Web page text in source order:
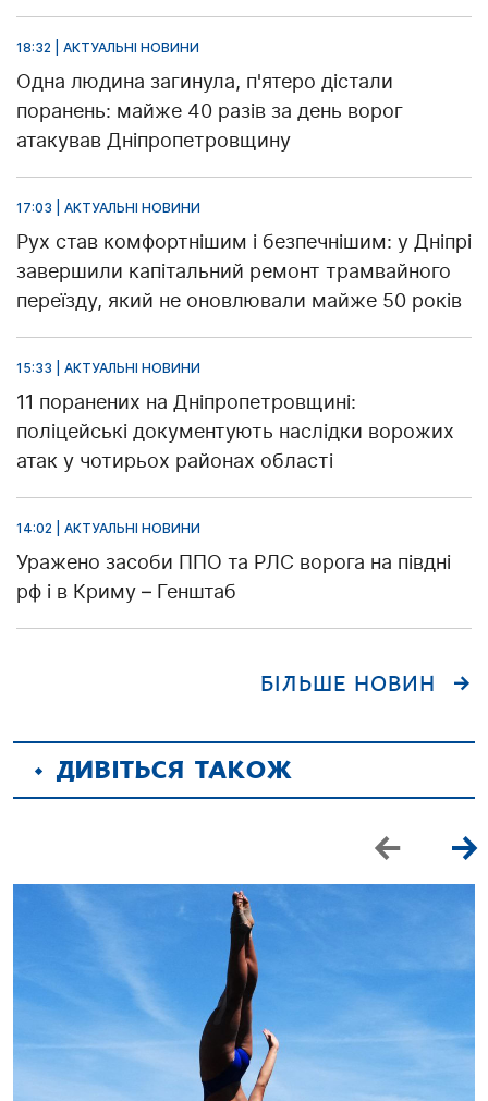
18:32 | АКТУАЛЬНІ НОВИНИ
Одна людина загинула, п'ятеро дістали
поранень: майже 40 разів за день ворог
атакував Дніпропетровщину
17:03 | АКТУАЛЬНІ НОВИНИ
Рух став комфортнішим і безпечнішим: у Дніпрі
завершили капітальний ремонт трамвайного
переїзду, який не оновлювали майже 50 років
15:33 | АКТУАЛЬНІ НОВИНИ
11 поранених на Дніпропетровщині:
поліцейські документують наслідки ворожих
атак у чотирьох районах області
14:02 | АКТУАЛЬНІ НОВИНИ
Уражено засоби ППО та РЛС ворога на півдні
рф і в Криму – Генштаб
БІЛЬШЕ НОВИН
ДИВІТЬСЯ ТАКОЖ